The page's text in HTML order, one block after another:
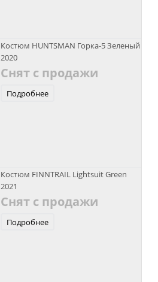
Костюм HUNTSMAN Горка-5 Зеленый
2020
Снят с продажи
Подробнее
Костюм FINNTRAIL Lightsuit Green
2021
Снят с продажи
Подробнее